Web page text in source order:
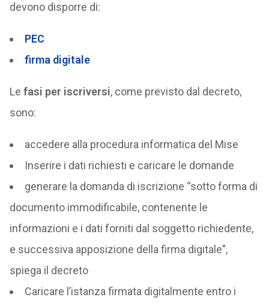
devono disporre di:
PEC
firma digitale
Le fasi per iscriversi, come previsto dal decreto,
sono:
accedere alla procedura informatica del Mise
Inserire i dati richiesti e caricare le domande
generare la domanda di iscrizione “sotto forma di
documento immodificabile, contenente le
informazioni e i dati forniti dal soggetto richiedente,
e successiva apposizione della firma digitale”,
spiega il decreto
Caricare l’istanza firmata digitalmente entro i